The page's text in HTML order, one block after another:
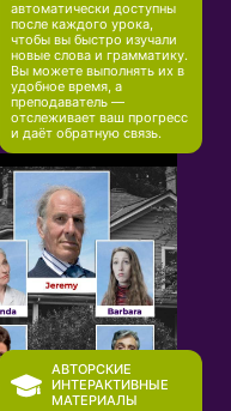
автоматически доступны
после каждого урока,
чтобы вы быстро изучали
новые слова и грамматику.
Вы можете выполнять их в
удобное время, а
преподаватель —
отслеживает ваш прогресс
и даёт обратную связь.
АВТОРСКИЕ
ИНТЕРАКТИВНЫЕ
МАТЕРИАЛЫ